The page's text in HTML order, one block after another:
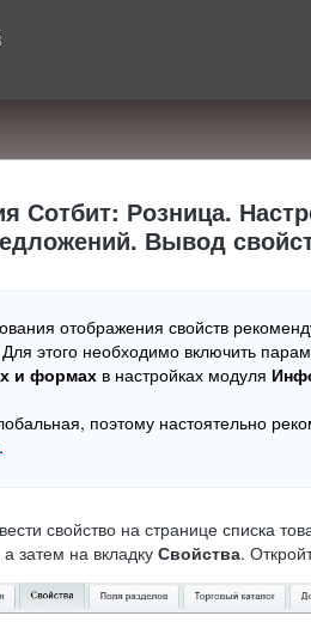
Сотбит: Розница.
Вывод
отображения свойств
этого необходимо включить
и формах в настройках модуля
поэтому настоятельно
.
свойство на странице списка
затем на вкладкуСвойства.